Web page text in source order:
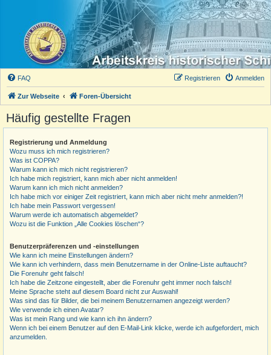
FAQ Anmelden
Registrieren
Zur Webseite Foren-Übersicht
Häufig gestellte Fragen
Registrierung und Anmeldung
Wozu muss ich mich registrieren?
Was ist COPPA?
Warum kann ich mich nicht registrieren?
Ich habe mich registriert, kann mich aber nicht anmelden!
Warum kann ich mich nicht anmelden?
Ich habe mich vor einiger Zeit registriert, kann mich aber nicht mehr anmelden?!
Ich habe mein Passwort vergessen!
Warum werde ich automatisch abgemeldet?
Wozu ist die Funktion „Alle Cookies löschen“?
Benutzerpräferenzen und -einstellungen
Wie kann ich meine Einstellungen ändern?
Wie kann ich verhindern, dass mein Benutzername in der Online-Liste auftaucht?
Die Forenuhr geht falsch!
Ich habe die Zeitzone eingestellt, aber die Forenuhr geht immer noch falsch!
Meine Sprache steht auf diesem Board nicht zur Auswahl!
Was sind das für Bilder, die bei meinem Benutzernamen angezeigt werden?
Wie verwende ich einen Avatar?
Was ist mein Rang und wie kann ich ihn ändern?
Wenn ich bei einem Benutzer auf den E-Mail-Link klicke, werde ich aufgefordert, mich
anzumelden.